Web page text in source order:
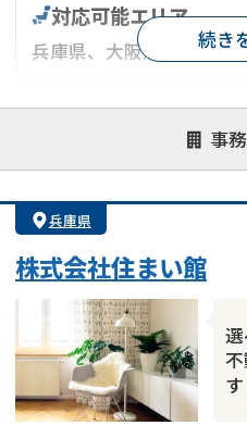
事
対応可能エリア
兵庫県、大阪府
対応が親身 オンライ
1億円以
続き
兵庫県
株式会社住まい館
す